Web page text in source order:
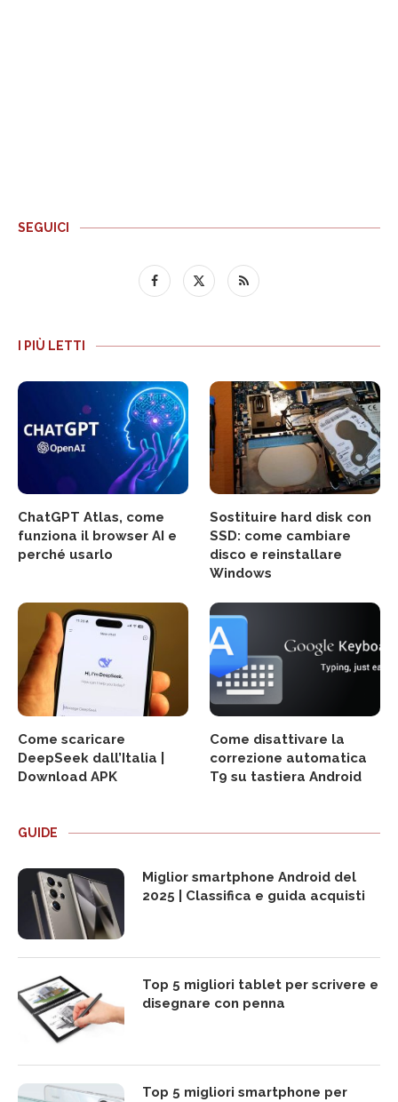
SEGUICI
I PIÙ LETTI
ChatGPT Atlas, come
funziona il browser AI e
perché usarlo
Sostituire hard disk con
SSD: come cambiare
disco e reinstallare
Windows
Come scaricare
DeepSeek dall’Italia |
Download APK
Come disattivare la
correzione automatica
T9 su tastiera Android
GUIDE
Miglior smartphone Android del
2025 | Classifica e guida acquisti
Top 5 migliori tablet per scrivere e
disegnare con penna
Top 5 migliori smartphone per